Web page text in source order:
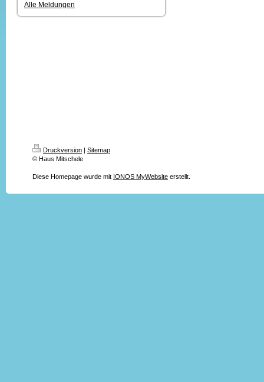
Alle Meldungen
Druckversion | Sitemap
© Haus Mitschele
Diese Homepage wurde mit IONOS MyWebsite erstellt.